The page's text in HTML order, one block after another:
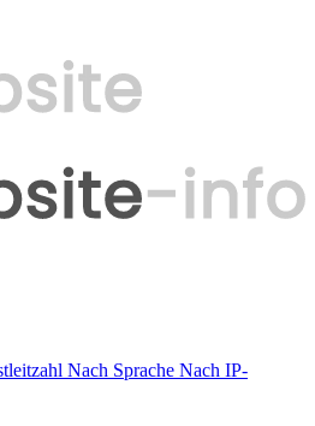
Nach Sprache Nach IP-